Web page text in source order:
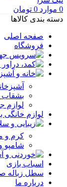
0 موارد 0 تومان
دسته بندی کالاها
صفحه اصلی
فروشگاه
لوازم
لوازم خانگی
کرم و
شامپو
اسباب بازی
سطل زباله
درباره ما